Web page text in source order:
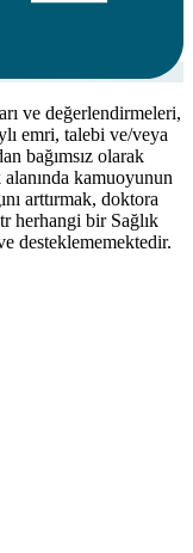
ve değerlendirmeleri,
emri, talebi ve/veya
bağımsız olarak
alanında kamuoyunun
arttırmak, doktora
herhangi bir Sağlık
desteklememektedir.